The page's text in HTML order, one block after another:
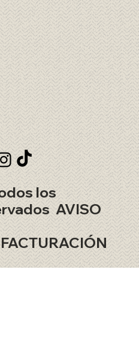
la excelencia de la carne
los
AVISO
FACTURACIÓN